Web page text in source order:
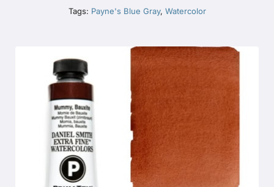
Tags: Payne's Blue Gray, Watercolor